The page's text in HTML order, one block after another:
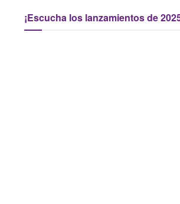
¡Escucha los lanzamientos de